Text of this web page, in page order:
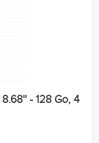
- 128 Go, 4